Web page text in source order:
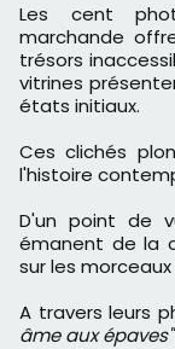
Les cent
marchande
trésors
vitrines
états initiaux.
Ces clichés
l'histoire
D'un point de
émanent de la
sur les
A travers leurs
âme aux épaves"